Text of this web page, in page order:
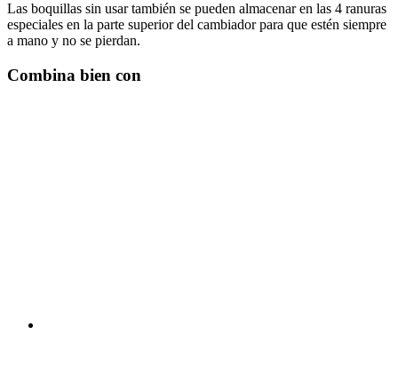
Las boquillas sin usar también se pueden almacenar en las 4 ranuras
especiales en la parte superior del cambiador para que estén siempre
a mano y no se pierdan.
Combina bien con